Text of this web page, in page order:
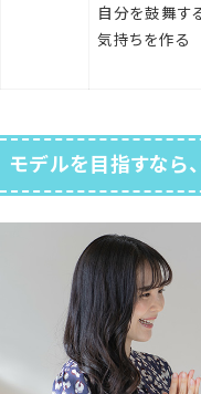
自分を鼓舞す
気持ちを作る
モデルを目指すなら